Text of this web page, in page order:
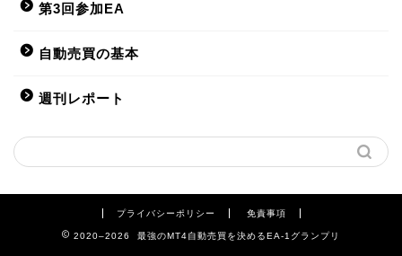
第3回参加EA
自動売買の基本
週刊レポート
プライバシーポリシー 免責事項
2020–2026 最強のMT4自動売買を決めるEA-1グランプリ